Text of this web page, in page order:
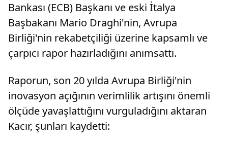
Bankası (ECB) Başkanı ve eski İtalya
Başbakanı Mario Draghi'nin, Avrupa
Birliği'nin rekabetçiliği üzerine kapsamlı ve
çarpıcı rapor hazırladığını anımsattı.
Raporun, son 20 yılda Avrupa Birliği'nin
inovasyon açığının verimlilik artışını önemli
ölçüde yavaşlattığını vurguladığını aktaran
Kacır, şunları kaydetti: